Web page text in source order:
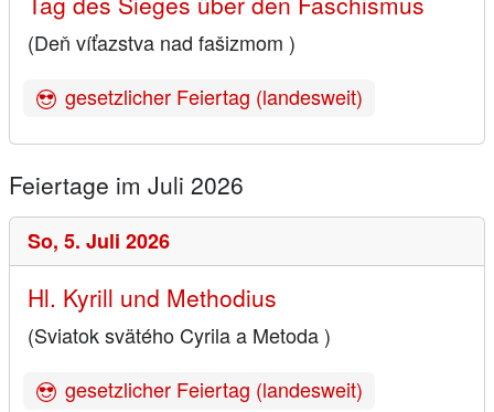
(Deň víťazstva nad fašizmom )
gesetzlicher Feiertag (landesweit)
Feiertage im Juli 2026
So, 5. Juli 2026
Hl. Kyrill und Methodius
(Sviatok svätého Cyrila a Metoda )
gesetzlicher Feiertag (landesweit)